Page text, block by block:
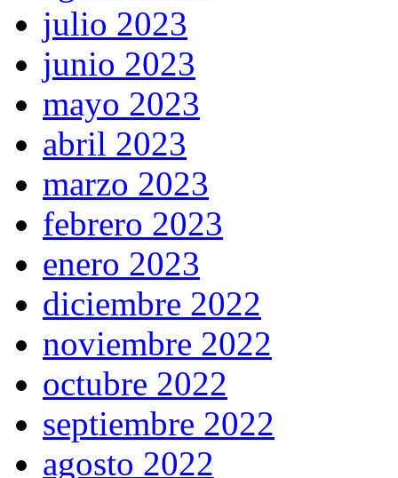
julio 2023
junio 2023
mayo 2023
abril 2023
marzo 2023
febrero 2023
enero 2023
diciembre 2022
noviembre 2022
octubre 2022
septiembre 2022
agosto 2022